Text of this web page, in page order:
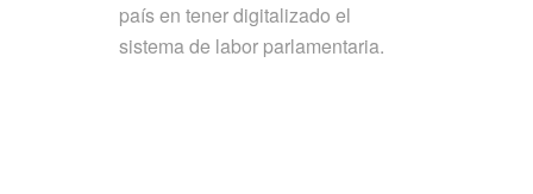
país en tener digitalizado el
sistema de labor parlamentaria.